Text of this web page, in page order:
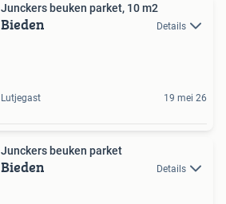
Junckers beuken parket, 10 m2
Bieden Details
Lutjegast 19 mei 26
Junckers beuken parket
Bieden Details